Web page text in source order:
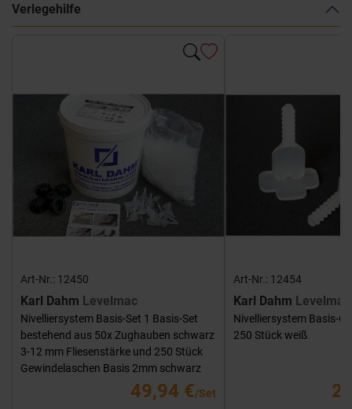
Verlegehilfe
Art-Nr.: 12450
Karl Dahm Levelmac
Nivelliersystem Basis-Set 1 Basis-Set
bestehend aus 50x Zughauben schwarz
3-12 mm Fliesenstärke und 250 Stück
Gewindelaschen Basis 2mm schwarz
49,94 €/Set
Art-Nr.: 12454
Karl Dahm Levelmac
Nivelliersystem Basis-
250 Stück weiß